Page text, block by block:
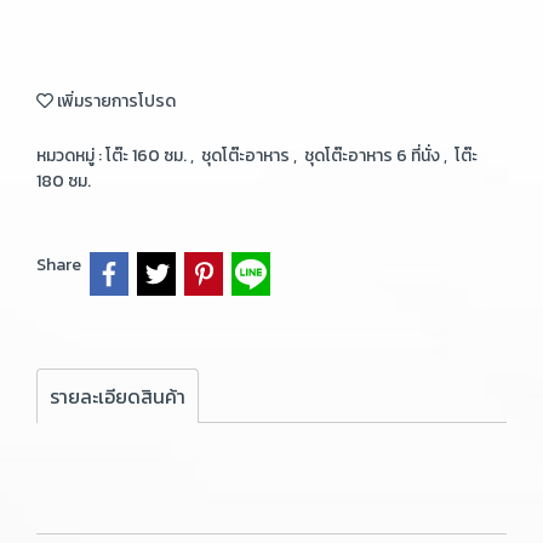
เพิ่มรายการโปรด
หมวดหมู่ :โต๊ะ 160 ซม., ชุดโต๊ะอาหาร, ชุดโต๊ะอาหาร 6 ที่นั่ง, โต๊ะ
180 ซม.
Share
รายละเอียดสินค้า